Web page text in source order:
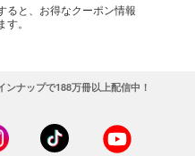
ると、お得なクーポン情報
。
ナップで188万冊以上配信中！